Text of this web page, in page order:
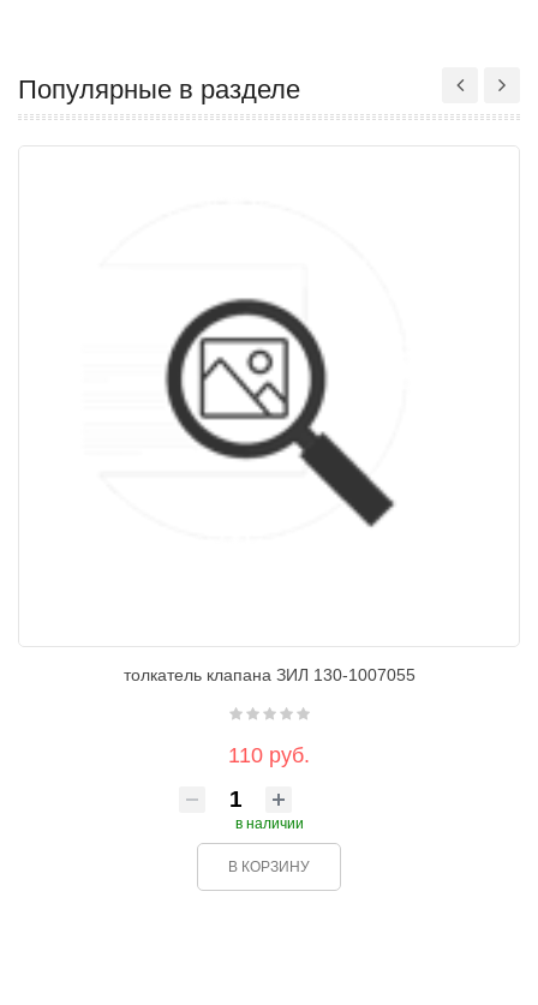
Популярные в разделе
толкатель клапана ЗИЛ 130-1007055
110 руб.
в наличии
В КОРЗИНУ